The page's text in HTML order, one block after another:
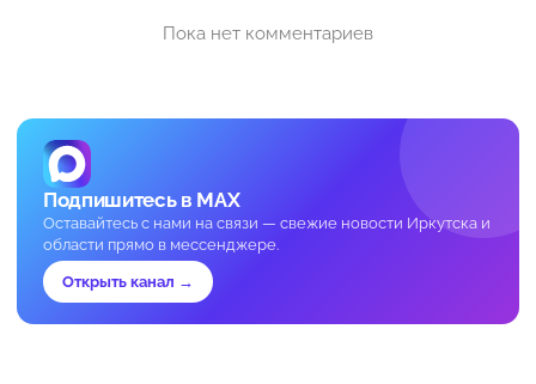
Пока нет комментариев
Подпишитесь в MAX
Оставайтесь с нами на связи — свежие новости Иркутска и
области прямо в мессенджере.
Открыть канал →